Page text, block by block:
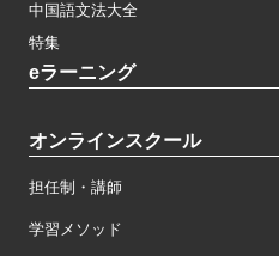
中国語文法大全
特集
eラーニング
オンラインスクール
担任制・講師
学習メソッド